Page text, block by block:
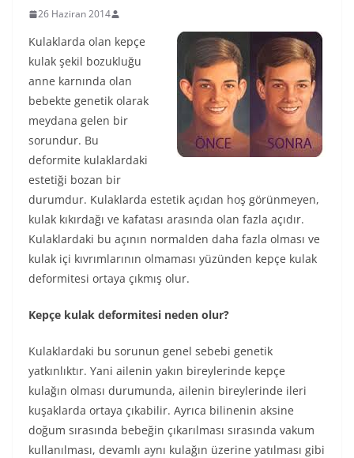
26 Haziran 2014
Kulaklarda olan kepçe
kulak şekil bozukluğu
anne karnında olan
bebekte genetik olarak
meydana gelen bir
sorundur. Bu
deformite kulaklardaki
estetiği bozan bir
durumdur. Kulaklarda estetik açıdan hoş görünmeyen,
kulak kıkırdağı ve kafatası arasında olan fazla açıdır.
Kulaklardaki bu açının normalden daha fazla olması ve
kulak içi kıvrımlarının olmaması yüzünden kepçe kulak
deformitesi ortaya çıkmış olur.
Kepçe kulak deformitesi neden olur?
Kulaklardaki bu sorunun genel sebebi genetik
yatkınlıktır. Yani ailenin yakın bireylerinde kepçe
kulağın olması durumunda, ailenin bireylerinde ileri
kuşaklarda ortaya çıkabilir. Ayrıca bilinenin aksine
doğum sırasında bebeğin çıkarılması sırasında vakum
kullanılması, devamlı aynı kulağın üzerine yatılması gibi